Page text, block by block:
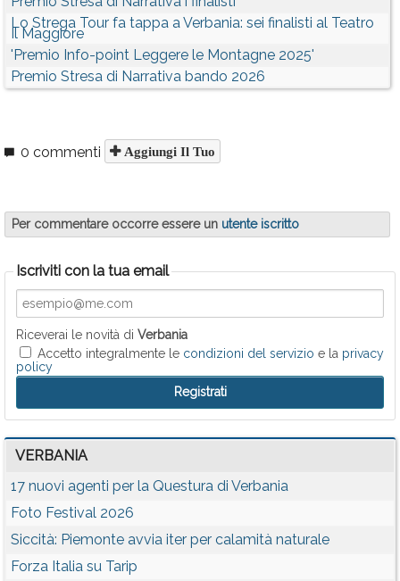
Lo Strega Tour fa tappa a Verbania: sei finalisti al Teatro
Il Maggiore
'Premio Info-point Leggere le Montagne 2025'
Premio Stresa di Narrativa bando 2026
0 commenti Aggiungi Il Tuo
Per commentare occorre essere un utente iscritto
Iscriviti con la tua email
Riceverai le novità di Verbania
Accetto integralmente le condizioni del servizio e la privacy
policy
VERBANIA
17 nuovi agenti per la Questura di Verbania
Foto Festival 2026
Siccità: Piemonte avvia iter per calamità naturale
Forza Italia su Tarip